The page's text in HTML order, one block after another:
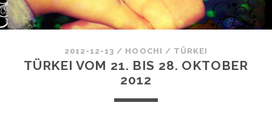
2012-12-13 / HOOCHI / TÜRKEI
TÜRKEI VOM 21. BIS 28. OKTOBER
2012